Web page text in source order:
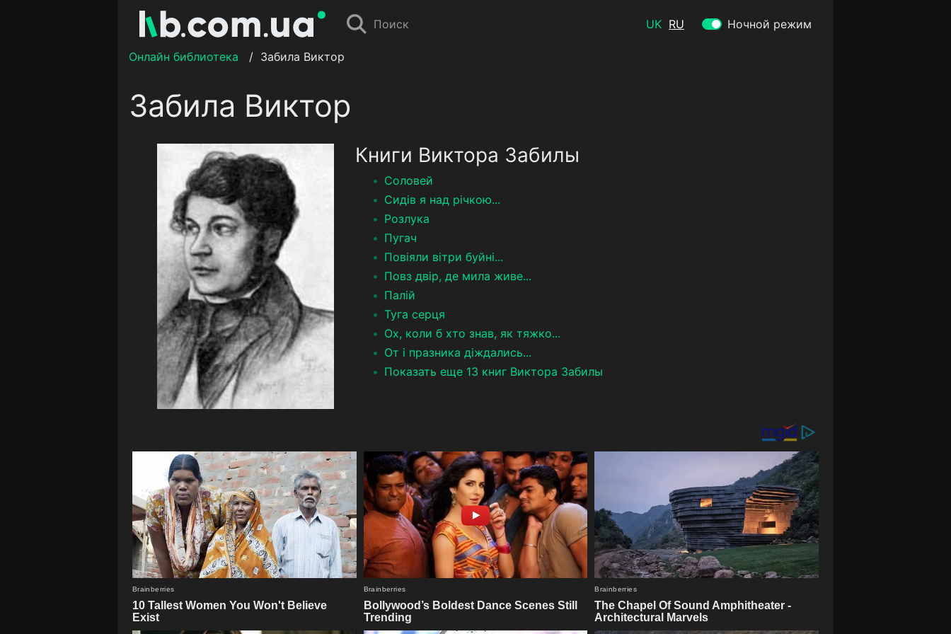
Поиск UK RU Ночной режим
Онлайн библиотека / Забила Виктор
Забила Виктор
Книги Виктора Забилы
Соловей
Сидів я над річкою...
Розлука
Пугач
Повіяли вітри буйні...
Повз двір, де мила живе...
Палій
Туга серця
Ох, коли б хто знав, як тяжко...
От і празника діждались...
Показать еще 13 книг Виктора Забилы